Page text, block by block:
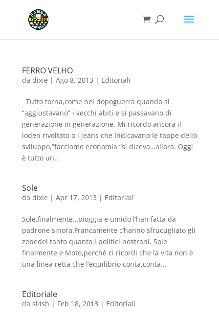
FERRO VELHO
da dixie | Ago 8, 2013 | Editoriali
Tutto torna,come nel dopoguerra quando si
“aggiustavano” i vecchi abiti e si passavano,di
generazione in generazione. Mi ricordo ancora il
loden rivoltato o i jeans che Indicavano le tappe dello
sviluppo,”facciamo economia “si diceva…allora. Oggi
è tutto un...
Sole
da dixie | Apr 17, 2013 | Editoriali
Sole,finalmente…pioggia e umido l’han fatta da
padrone sinora.Francamente c’hanno sfrucugliato gli
zebedei tanto quanto i politici nostrani. Sole
finalmente e Moto,perchè ci ricordi che la vita non è
una linea retta,che l’equilibrio conta,conta...
Editoriale
da sl4sh | Feb 18, 2013 | Editoriali